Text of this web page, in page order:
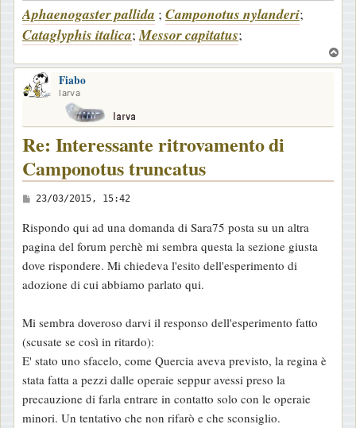
g
g
o
Aphaenogaster pallida ; Camponotus nylanderi;
Cataglyphis italica;Messor capitatus;
o
Fiabo
larva
Re: Interessante ritrovamento di
Camponotus truncatus
M
s
s
a
g
i
o
23/03/2015, 15:42
Rispondo qui ad una domanda di Sara75 posta su un altra
pagina del forum perchè mi sembra questa la sezione giusta
dove rispondere. Mi chiedeva l'esito dell'esperimento di
adozione di cui abbiamo parlato qui.
Mi sembra doveroso darvi il responso dell'esperimento fatto
(scusate se così in ritardo):
E' stato uno sfacelo, come Quercia aveva previsto, la regina è
stata fatta a pezzi dalle operaie seppur avessi preso la
precauzione di farla entrare in contatto solo con le operaie
minori. Un tentativo che non rifarò e che sconsiglio.